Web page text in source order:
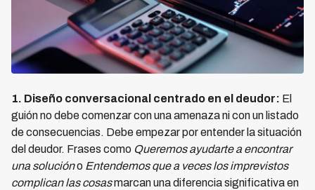
1. Diseño conversacional centrado en el deudor: El
guión no debe comenzar con una amenaza ni con un listado
de consecuencias. Debe empezar por entender la situación
del deudor. Frases como Queremos ayudarte a encontrar
una solucióno Entendemos que a veces los imprevistos
complican las cosasmarcan una diferencia significativa en